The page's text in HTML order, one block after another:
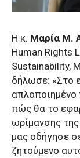
Η κ. Μαρία Μ.
Human Rights
Sustainability,
δήλωσε: «Στο
πώς θα το
ωρίμανσης
μας οδήγησε
ζητούμενο